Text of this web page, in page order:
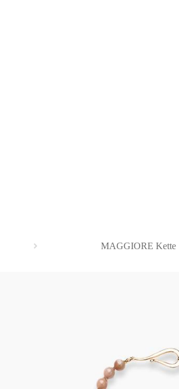
MAGGIORE Kette